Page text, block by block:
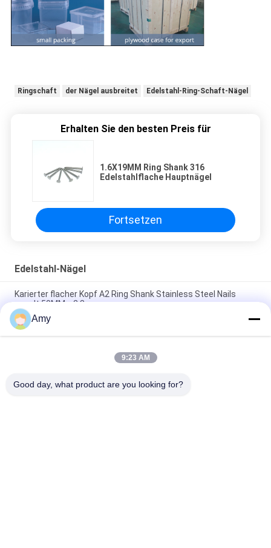
Ringschaft der Nägel ausbreitet Edelstahl-Ring-Schaft-Nägel
Erhalten Sie den besten Preis für
1.6X19MM Ring Shank 316
Edelstahlflache Hauptnägel
Fortsetzen
Edelstahl-Nägel
Karierter flacher Kopf A2 Ring Shank Stainless Steel Nails
nagelt 50MM x 2,8
40 X 2.8MM ringförmiger Ring Shank Nails, SUS316 winden
sich Fertigungsnägel
Nagelt ovaler Hauptedelstahl SUS316 Ring Shank For Wood
Amy
9:23 AM
Good day, what product are you looking for?